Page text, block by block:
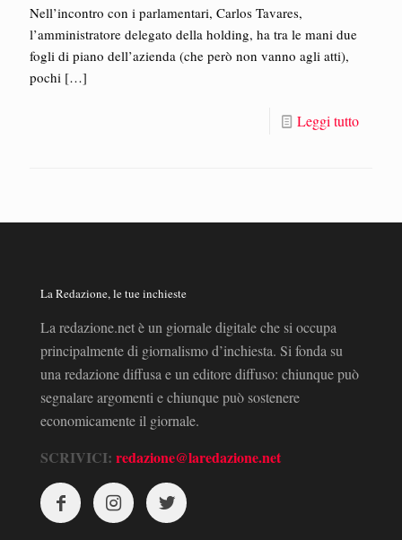
Nell’incontro con i parlamentari, Carlos Tavares,
l’amministratore delegato della holding, ha tra le mani due
fogli di piano dell’azienda (che però non vanno agli atti),
pochi […]
Leggi tutto
La Redazione, le tue inchieste
La redazione.net è un giornale digitale che si occupa
principalmente di giornalismo d’inchiesta. Si fonda su
una redazione diffusa e un editore diffuso: chiunque può
segnalare argomenti e chiunque può sostenere
economicamente il giornale.
SCRIVICI: redazione@laredazione.net